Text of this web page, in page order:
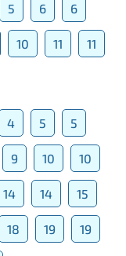
5 6 6
10 11
11
4 5 5
9 10 10
14 14 15
18 19 19